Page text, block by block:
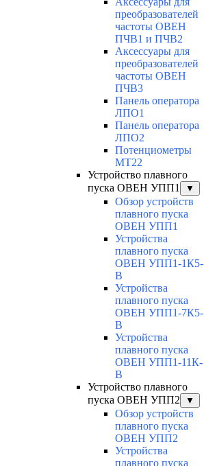
преобразователей
частоты ОВЕН
ПЧВ1 и ПЧВ2
Аксессуары для
преобразователей
частоты ОВЕН
ПЧВ3
Панель оператора
ЛПО1
Панель оператора
ЛПО2
Потенциометры
MT22
Устройство плавного
пуска ОВЕН УПП1
▼
Обзор устройств
плавного пуска
ОВЕН УПП1
Устройства
плавного пуска
ОВЕН УПП1-1К5-
В
Устройства
плавного пуска
ОВЕН УПП1-7К5-
В
Устройства
плавного пуска
ОВЕН УПП1-11К-
В
Устройство плавного
пуска ОВЕН УПП2
▼
Обзор устройств
плавного пуска
ОВЕН УПП2
Устройства
плавного пуска